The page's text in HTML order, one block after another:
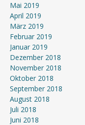
Mai 2019
April 2019
März 2019
Februar 2019
Januar 2019
Dezember 2018
November 2018
Oktober 2018
September 2018
August 2018
Juli 2018
Juni 2018